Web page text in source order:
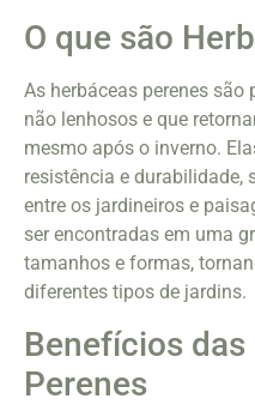
O que são
As herbáceas perenes
não lenhosos e que
mesmo após o inverno.
resistência e durabilidade,
entre os jardineiros e
ser encontradas em uma
tamanhos e formas,
diferentes tipos de jardins.
Benefícios
Perenes